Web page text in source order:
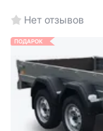
Нет отзывов
ПОДАРОК